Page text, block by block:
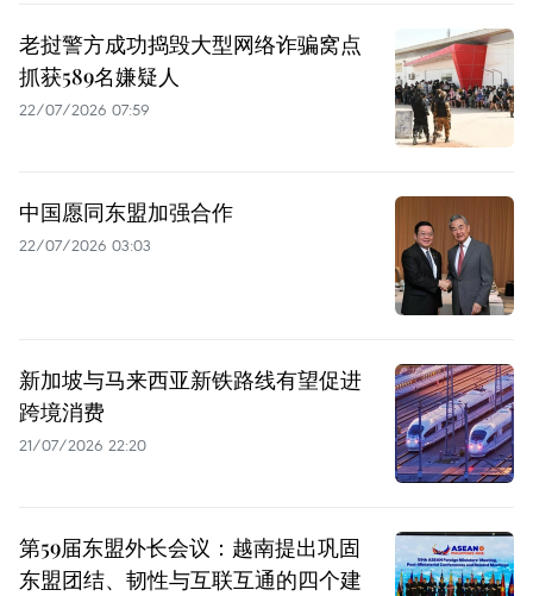
老挝警方成功捣毁大型网络诈骗窝点
抓获589名嫌疑人
22/07/2026 07:59
中国愿同东盟加强合作
22/07/2026 03:03
新加坡与马来西亚新铁路线有望促进
跨境消费
21/07/2026 22:20
第59届东盟外长会议：越南提出巩固
东盟团结、韧性与互联互通的四个建